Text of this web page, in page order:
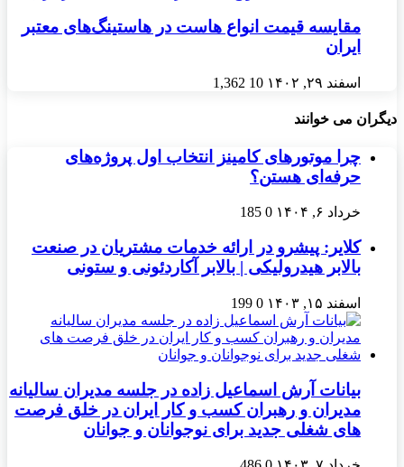
مقایسه قیمت انواع هاست در هاستینگ‌های معتبر
ایران
اسفند ۲۹, ۱۴۰۲ 10
1,362
دیگران می خوانند
چرا موتورهای کامینز انتخاب اول پروژه‌های
حرفه‌ای هستن؟
خرداد ۶, ۱۴۰۴ 0
185
کلایر: پیشرو در ارائه خدمات مشتریان در صنعت
بالابر هیدرولیکی | بالابر آکاردئونی و ستونی
اسفند ۱۵, ۱۴۰۳ 0
199
بیانات آرش اسماعیل زاده در جلسه مدیران سالیانه
مدیران و رهبران کسب و کار ایران در خلق فرصت
های شغلی جدید برای نوجوانان و جوانان